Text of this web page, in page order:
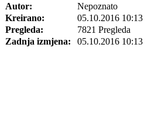
Autor:
Nepoznato
Kreirano:
05.10.2016 10:13
Pregleda:
7821 Pregleda
Zadnja izmjena:
05.10.2016 10:13